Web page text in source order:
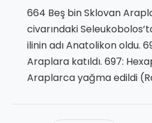
664 Beş bin Sklovan
civarındaki
ilinin adı Anatolikon oldu.
Araplara katıldı. 697:
Araplarca yağma edildi